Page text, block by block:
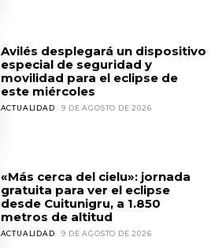
Avilés desplegará un dispositivo
especial de seguridad y
movilidad para el eclipse de
este miércoles
ACTUALIDAD 9 DE AGOSTO DE 2026
«Más cerca del cielu»: jornada
gratuita para ver el eclipse
desde Cuitunigru, a 1.850
metros de altitud
ACTUALIDAD 9 DE AGOSTO DE 2026